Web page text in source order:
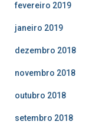
fevereiro 2019
janeiro 2019
dezembro 2018
novembro 2018
outubro 2018
setembro 2018